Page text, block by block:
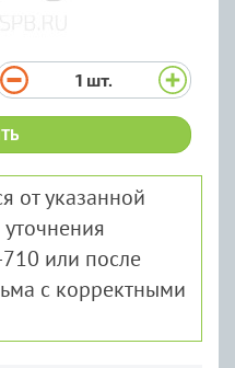
1 шт.
от указанной
или после
с корректными